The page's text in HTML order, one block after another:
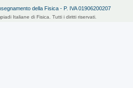
della Fisica - P. IVA 01906200207
Italiane di Fisica. Tutti i diritti riservati.